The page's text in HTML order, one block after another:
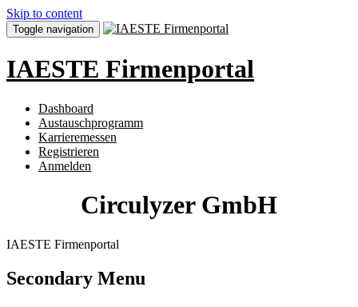
Skip to content
Toggle navigation
IAESTE Firmenportal
Dashboard
Austauschprogramm
Karrieremessen
Registrieren
Anmelden
Circulyzer GmbH
IAESTE Firmenportal
Secondary Menu